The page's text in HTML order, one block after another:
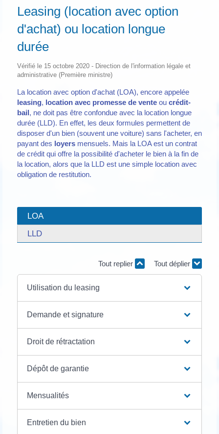
Leasing (location avec option
d'achat) ou location longue
durée
Vérifié le 15 octobre 2020 - Direction de l'information légale et
administrative (Première ministre)
La location avec option d'achat (LOA), encore appelée
leasing, location avec promesse de vente ou crédit-
bail, ne doit pas être confondue avec la location longue
durée (LLD). En effet, les deux formules permettent de
disposer d'un bien (souvent une voiture) sans l'acheter, en
payant des loyers mensuels. Mais la LOA est un contrat
de crédit qui offre la possibilité d'acheter le bien à la fin de
la location, alors que la LLD est une simple location avec
obligation de restitution.
LOA
LLD
Tout replier Tout déplier
Utilisation du leasing
Demande et signature
Droit de rétractation
Dépôt de garantie
Mensualités
Entretien du bien